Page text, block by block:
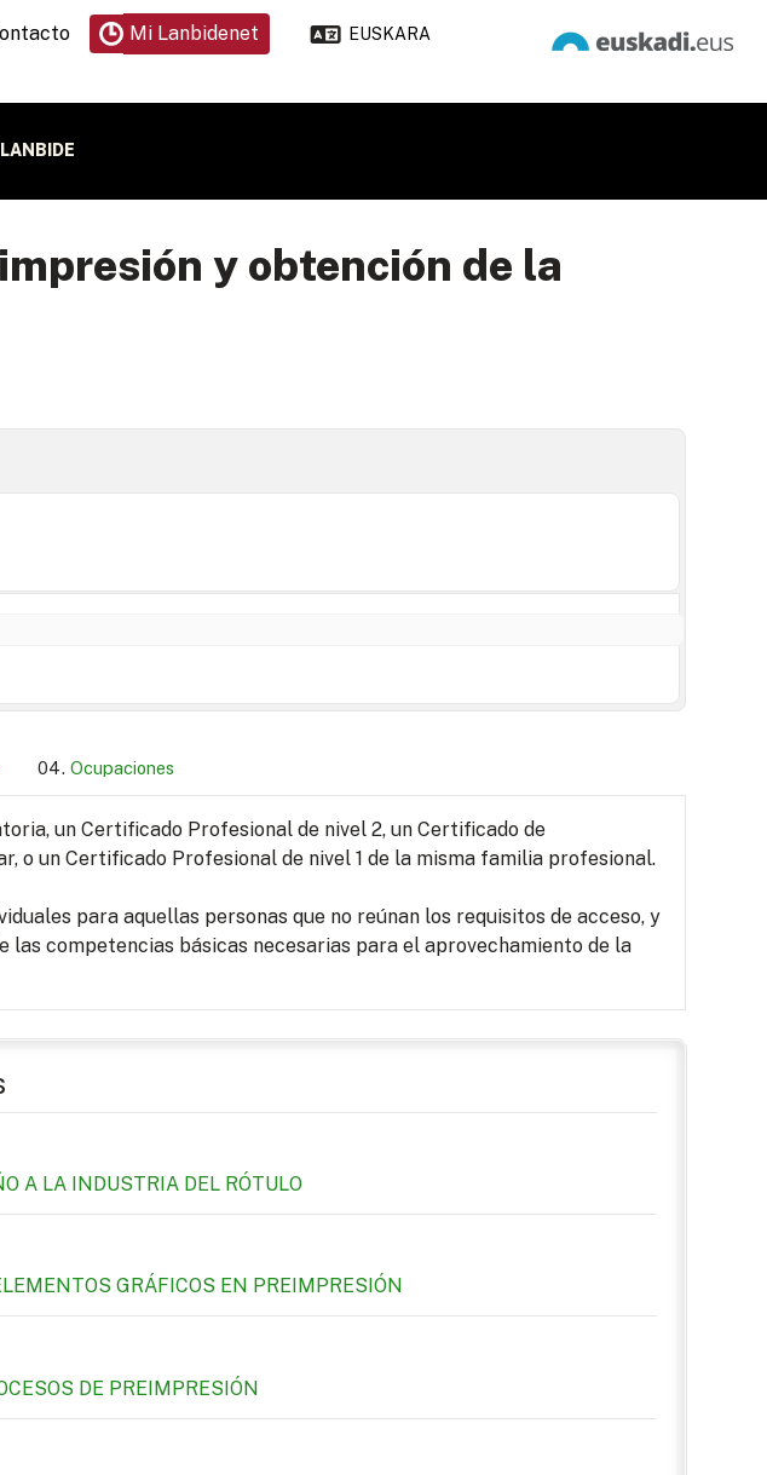
Mi Lanbidenet EUSKARA
LANBIDE
y obtención de la
Ocupaciones
un Certificado Profesional de nivel 2, un Certificado de
o un Certificado Profesional de nivel 1 de la misma familia profesional.
para aquellas personas que no reúnan los requisitos de acceso, y
las competencias básicas necesarias para el aprovechamiento de la
A LA INDUSTRIA DEL RÓTULO
GRÁFICOS EN PREIMPRESIÓN
DE PREIMPRESIÓN